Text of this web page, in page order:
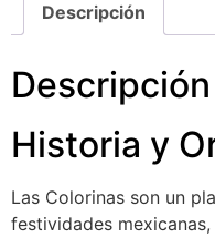
Descripción
Descripción
Historia y
Las Colorinas son un
festividades